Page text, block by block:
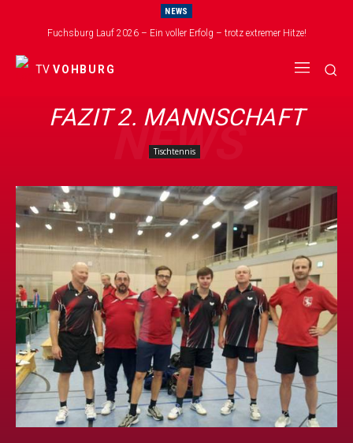
NEWS
Fuchsburg Lauf 2026 – Ein voller Erfolg – trotz extremer Hitze!
Wir suchen dich für unser neues Mini-Kicker Team!
TV VOHBURG
NEWS
FAZIT 2. MANNSCHAFT
Tischtennis